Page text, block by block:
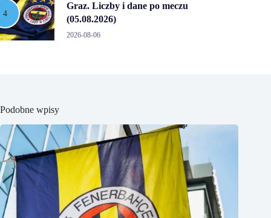
Graz. Liczby i dane po meczu
(05.08.2026)
2026-08-06
Podobne wpisy